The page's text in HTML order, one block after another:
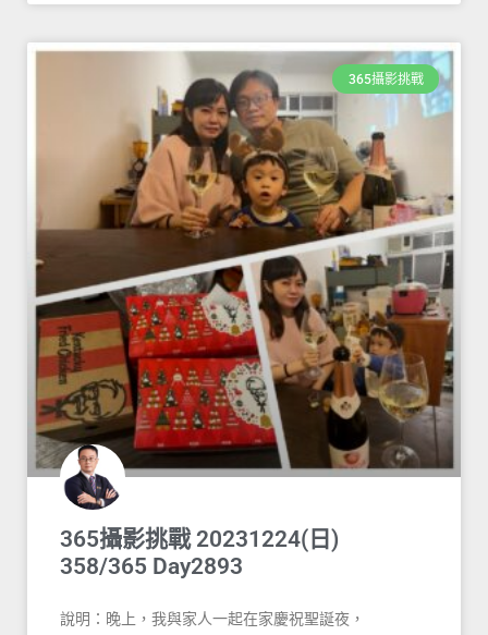
365攝影挑戰
365攝影挑戰 20231224(日)
358/365 Day2893
說明：晚上，我與家人一起在家慶祝聖誕夜，